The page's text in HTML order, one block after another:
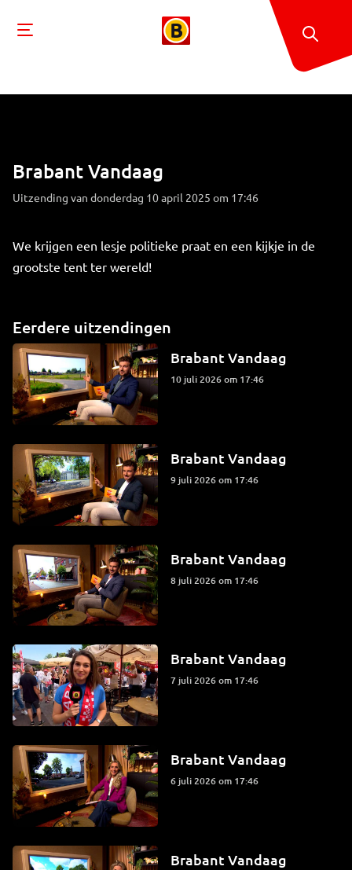
Brabant Vandaag
Uitzending van donderdag 10 april 2025 om 17:46
We krijgen een lesje politieke praat en een kijkje in de
grootste tent ter wereld!
Eerdere uitzendingen
Brabant Vandaag
10 juli 2026 om 17:46
Brabant Vandaag
9 juli 2026 om 17:46
Brabant Vandaag
8 juli 2026 om 17:46
Brabant Vandaag
7 juli 2026 om 17:46
Brabant Vandaag
6 juli 2026 om 17:46
Brabant Vandaag